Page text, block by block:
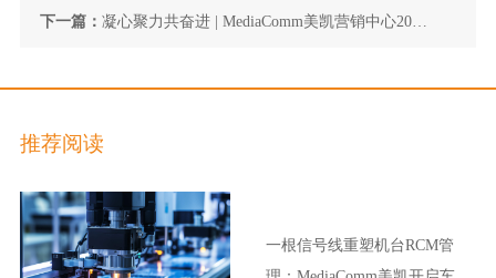
理厅智防超强台风“苏拉”
下一篇： 凝心聚力共奋进 | MediaComm美凯营销中心2023
推荐阅读
一根信号线重塑机台RCM管